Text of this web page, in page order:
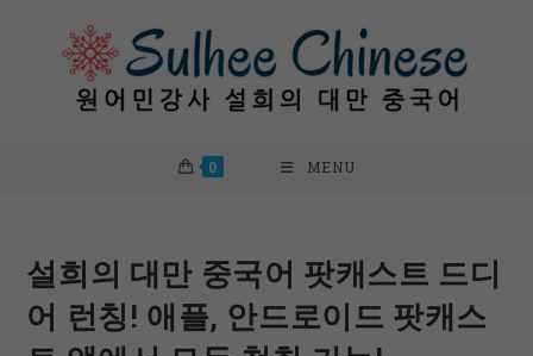
0 MENU
설희의 대만 중국어 팟캐스트 드디
어 런칭! 애플, 안드로이드 팟캐스